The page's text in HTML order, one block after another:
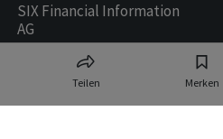
Teilen Merken
SIX Financial Information
AG